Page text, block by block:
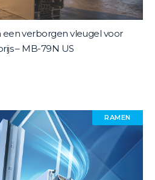
een verborgen vleugel voor
– MB-79N US
RAMEN